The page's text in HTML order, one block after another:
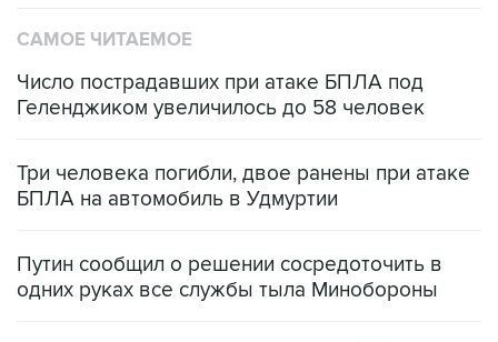
САМОЕ ЧИТАЕМОЕ
Число пострадавших при атаке БПЛА под
Геленджиком увеличилось до 58 человек
Три человека погибли, двое ранены при атаке
БПЛА на автомобиль в Удмуртии
Путин сообщил о решении сосредоточить в
одних руках все службы тыла Минобороны